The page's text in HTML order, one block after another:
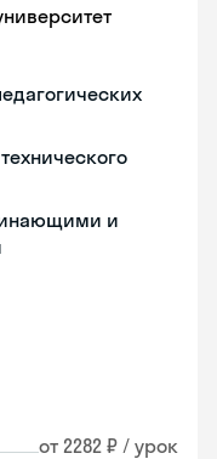
и
от 2282 ₽ / урок